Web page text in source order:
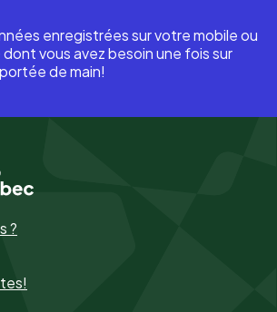
enregistrées sur votre mobile ou
vous avez besoin une fois sur
de main!
?